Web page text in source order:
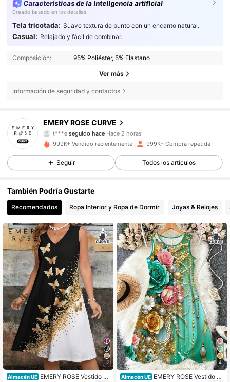
Características de la inteligencia artificial
Creado basado en los detalles
Tela tricotada: Suave textura de punto con un encanto natural.
Casual: Relajado y fácil de combinar.
Composición: 95% Poliéster, 5% Elastano
Ver más
Información de seguridad y contactos
EMERY ROSE CURVE
t***eseguido haceHace 2 horas
s***restá navegando
4,81
1M Seguidores
4,81 1M Seguidores
4,81 1M Seguidores
4,81 1M Seguidores
4,81 1M Seguidores
4,81 1M Seguidores
999K+ Vendido recientemente 999K+ Compra repetida
Seguir Todos los artículos
También Podría Gustarte
Recomendados Ropa Interior y Ropa de Dormir Joyas & Relojes
12
Almacén UE EMERY ROSE Vestido d
4
Almacén UE EMERY ROSE Vestido d